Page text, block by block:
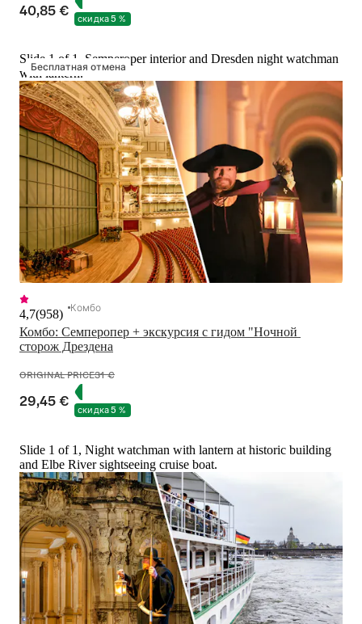
40,85 € скидка 5 %
Бесплатная отмена
Slide 1 of 1, Semperoper interior and Dresden night watchman
with lantern.
Комбо: Семперопер + экскурсия с гидом "Ночной
сторож Дрездена
4,7(958) Комбо
ORIGINAL PRICE31 €
29,45 € скидка 5 %
Slide 1 of 1, Night watchman with lantern at historic building
and Elbe River sightseeing cruise boat.